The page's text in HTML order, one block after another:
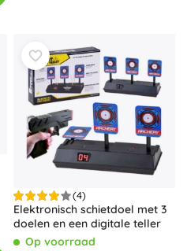
(4)
Elektronisch schietdoel met 3
doelen en een digitale teller
Op voorraad